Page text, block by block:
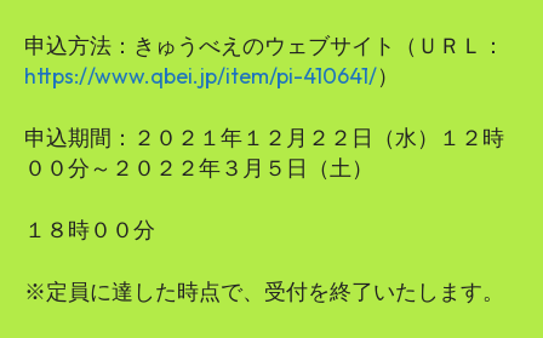
申込方法：きゅうべえのウェブサイト（ＵＲＬ：
https://www.qbei.jp/item/pi-410641/）
申込期間：２０２１年１２月２２日（水）１２時
００分～２０２２年３月５日（土）
１８時００分
※定員に達した時点で、受付を終了いたします。